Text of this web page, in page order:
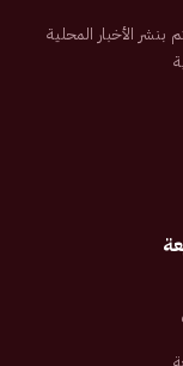
سعودية تم تأسيسها عام 2007م تهتم بنشر الأخبار المحلية